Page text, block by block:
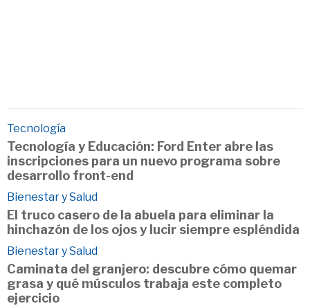
Tecnología
Tecnología y Educación: Ford Enter abre las
inscripciones para un nuevo programa sobre
desarrollo front-end
Bienestar y Salud
El truco casero de la abuela para eliminar la
hinchazón de los ojos y lucir siempre espléndida
Bienestar y Salud
Caminata del granjero: descubre cómo quemar
grasa y qué músculos trabaja este completo
ejercicio